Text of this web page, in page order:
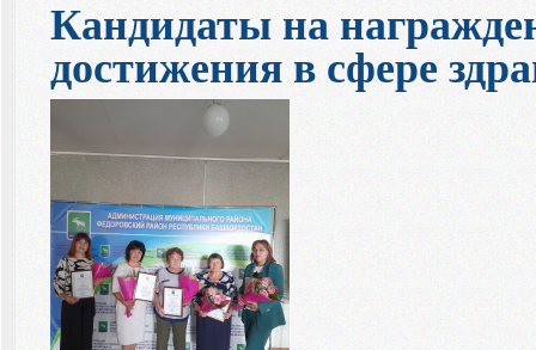
Кандидаты на
достижения в сфере